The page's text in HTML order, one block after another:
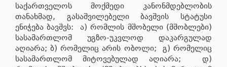
საქართველოს მოქმედი კანონმდებლობის
თანახმად, გასაშვილებელი ბავშვის სტატუსი
ენიჭება ბავშვს: ა) რომლის მშობელი (მშობლები)
სასამართლომ უგზო-უკვლოდ დაკარგულად
აღიარა; ბ) რომელიც არის ობოლი; გ) რომელიც
სასამართლომ მიტოვებულად აღიარა; დ)